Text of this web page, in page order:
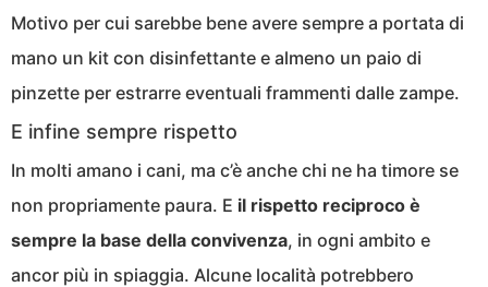
Motivo per cui sarebbe bene avere sempre a portata di
mano un kit con disinfettante e almeno un paio di
pinzette per estrarre eventuali frammenti dalle zampe.
E infine sempre rispetto
In molti amano i cani, ma c’è anche chi ne ha timore se
non propriamente paura. E il rispetto reciproco è
sempre la base della convivenza, in ogni ambito e
ancor più in spiaggia. Alcune località potrebbero